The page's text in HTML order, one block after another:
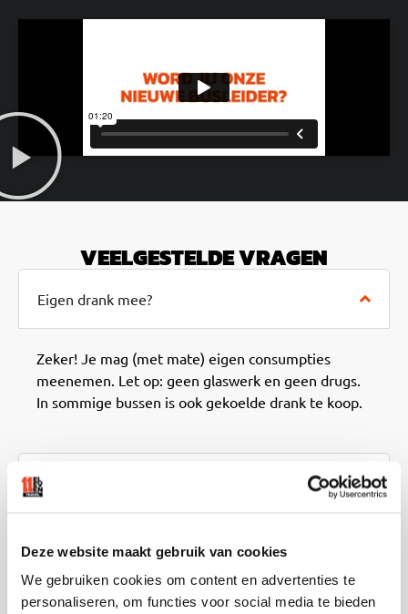
Deze website maakt gebruik van cookies
We gebruiken cookies om content en advertenties te
personaliseren, om functies voor social media te bieden
VEELGESTELDE VRAGEN
Eigen drank mee?
Zeker! Je mag (met mate) eigen consumpties
meenemen. Let op: geen glaswerk en geen drugs.
In sommige bussen is ook gekoelde drank te koop.
Wanneer vertrekt de bus terug?
Is de busreis retour?